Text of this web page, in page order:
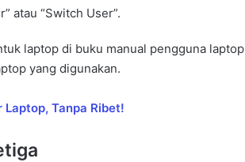
atau “Switch User”.
laptop di buku manual pengguna laptop
yang digunakan.
Tanpa Ribet!